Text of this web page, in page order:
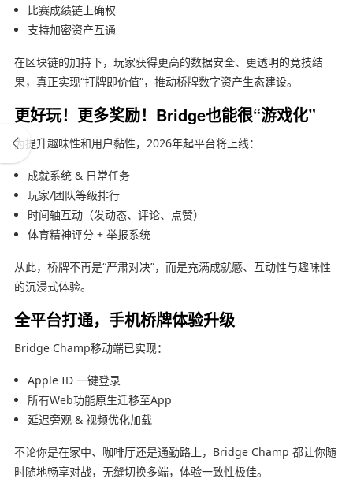
比赛成绩链上确权
支持加密资产互通
在区块链的加持下，玩家获得更高的数据安全、更透明的竞技结
果，真正实现“打牌即价值”，推动桥牌数字资产生态建设。
更好玩！更多奖励！Bridge也能很“游戏化”
为提升趣味性和用户黏性，2026年起平台将上线：
成就系统 & 日常任务
玩家/团队等级排行
时间轴互动（发动态、评论、点赞）
体育精神评分 + 举报系统
从此，桥牌不再是“严肃对决”，而是充满成就感、互动性与趣味性
的沉浸式体验。
全平台打通，手机桥牌体验升级
Bridge Champ移动端已实现：
Apple ID 一键登录
所有Web功能原生迁移至App
延迟旁观 & 视频优化加载
不论你是在家中、咖啡厅还是通勤路上，Bridge Champ 都让你随
时随地畅享对战，无缝切换多端，体验一致性极佳。